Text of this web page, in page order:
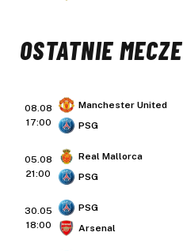
OSTATNIE MECZE
08.08
17:00
Manchester United
PSG
05.08
21:00
Real Mallorca
PSG
30.05
18:00
PSG
Arsenal